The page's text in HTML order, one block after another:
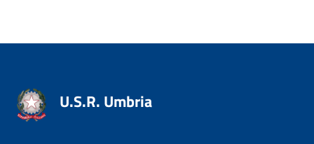
U.S.R. Umbria